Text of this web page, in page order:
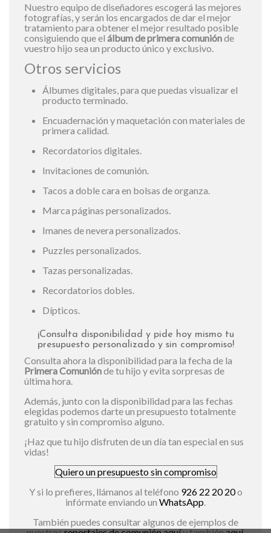
Nuestro equipo de diseñadores escogerá las mejores
fotografías, y serán los encargados de dar el mejor
tratamiento para obtener el mejor resultado posible
consiguiendo que el álbum de primera comuniónde
vuestro hijo sea un producto único y exclusivo.
Otros servicios
Álbumes digitales, para que puedas visualizar el
producto terminado.
Encuadernación y maquetación con materiales de
primera calidad.
Recordatorios digitales.
Invitaciones de comunión.
Tacos a doble cara en bolsas de organza.
Marca páginas personalizados.
Imanes de nevera personalizados.
Puzzles personalizados.
Tazas personalizadas.
Recordatorios dobles.
Dípticos.
¡Consulta disponibilidad y pide hoy mismo tu
presupuesto personalizado y sin compromiso!
Consulta ahora la disponibilidad para la fecha de la
Primera Comuniónde tu hijo y evita sorpresas de
última hora.
Además, junto con la disponibilidad para las fechas
elegidas podemos darte un presupuesto totalmente
gratuito y sin compromiso alguno.
¡Haz que tu hijo disfruten de un día tan especial en sus
vidas!
Quiero un presupuesto sin compromiso
Y si lo prefieres, llámanos al teléfono 926 22 20 20o
infórmate enviando un WhatsApp
También puedes consultar algunos de ejemplos de